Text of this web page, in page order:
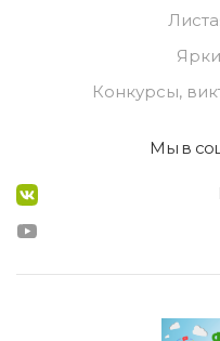
Конкурсы,
Мы в